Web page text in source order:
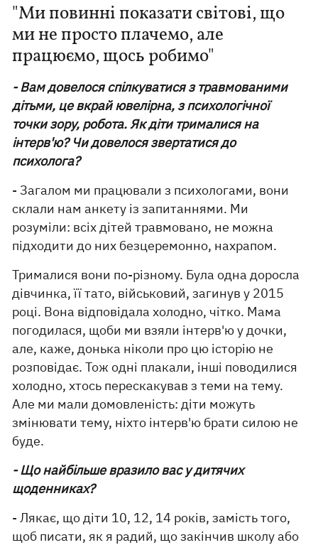
"Ми повинні показати світові, що
ми не просто плачемо, але
працюємо, щось робимо"
- Вам довелося спілкуватися з травмованими
дітьми, це вкрай ювелірна, з психологічної
точки зору, робота. Як діти трималися на
інтерв'ю? Чи довелося звертатися до
психолога?
- Загалом ми працювали з психологами, вони
склали нам анкету із запитаннями. Ми
розуміли: всіх дітей травмовано, не можна
підходити до них безцеремонно, нахрапом.
Трималися вони по-різному. Була одна доросла
дівчинка, її тато, військовий, загинув у 2015
році. Вона відповідала холодно, чітко. Мама
погодилася, щоби ми взяли інтерв'ю у дочки,
але, каже, донька ніколи про цю історію не
розповідає. Тож одні плакали, інші поводилися
холодно, хтось перескакував з теми на тему.
Але ми мали домовленість: діти можуть
змінювати тему, ніхто інтерв'ю брати силою не
буде.
- Що найбільше вразило вас у дитячих
щоденниках?
- Лякає, що діти 10, 12, 14 років, замість того,
щоб писати, як я радий, що закінчив школу або